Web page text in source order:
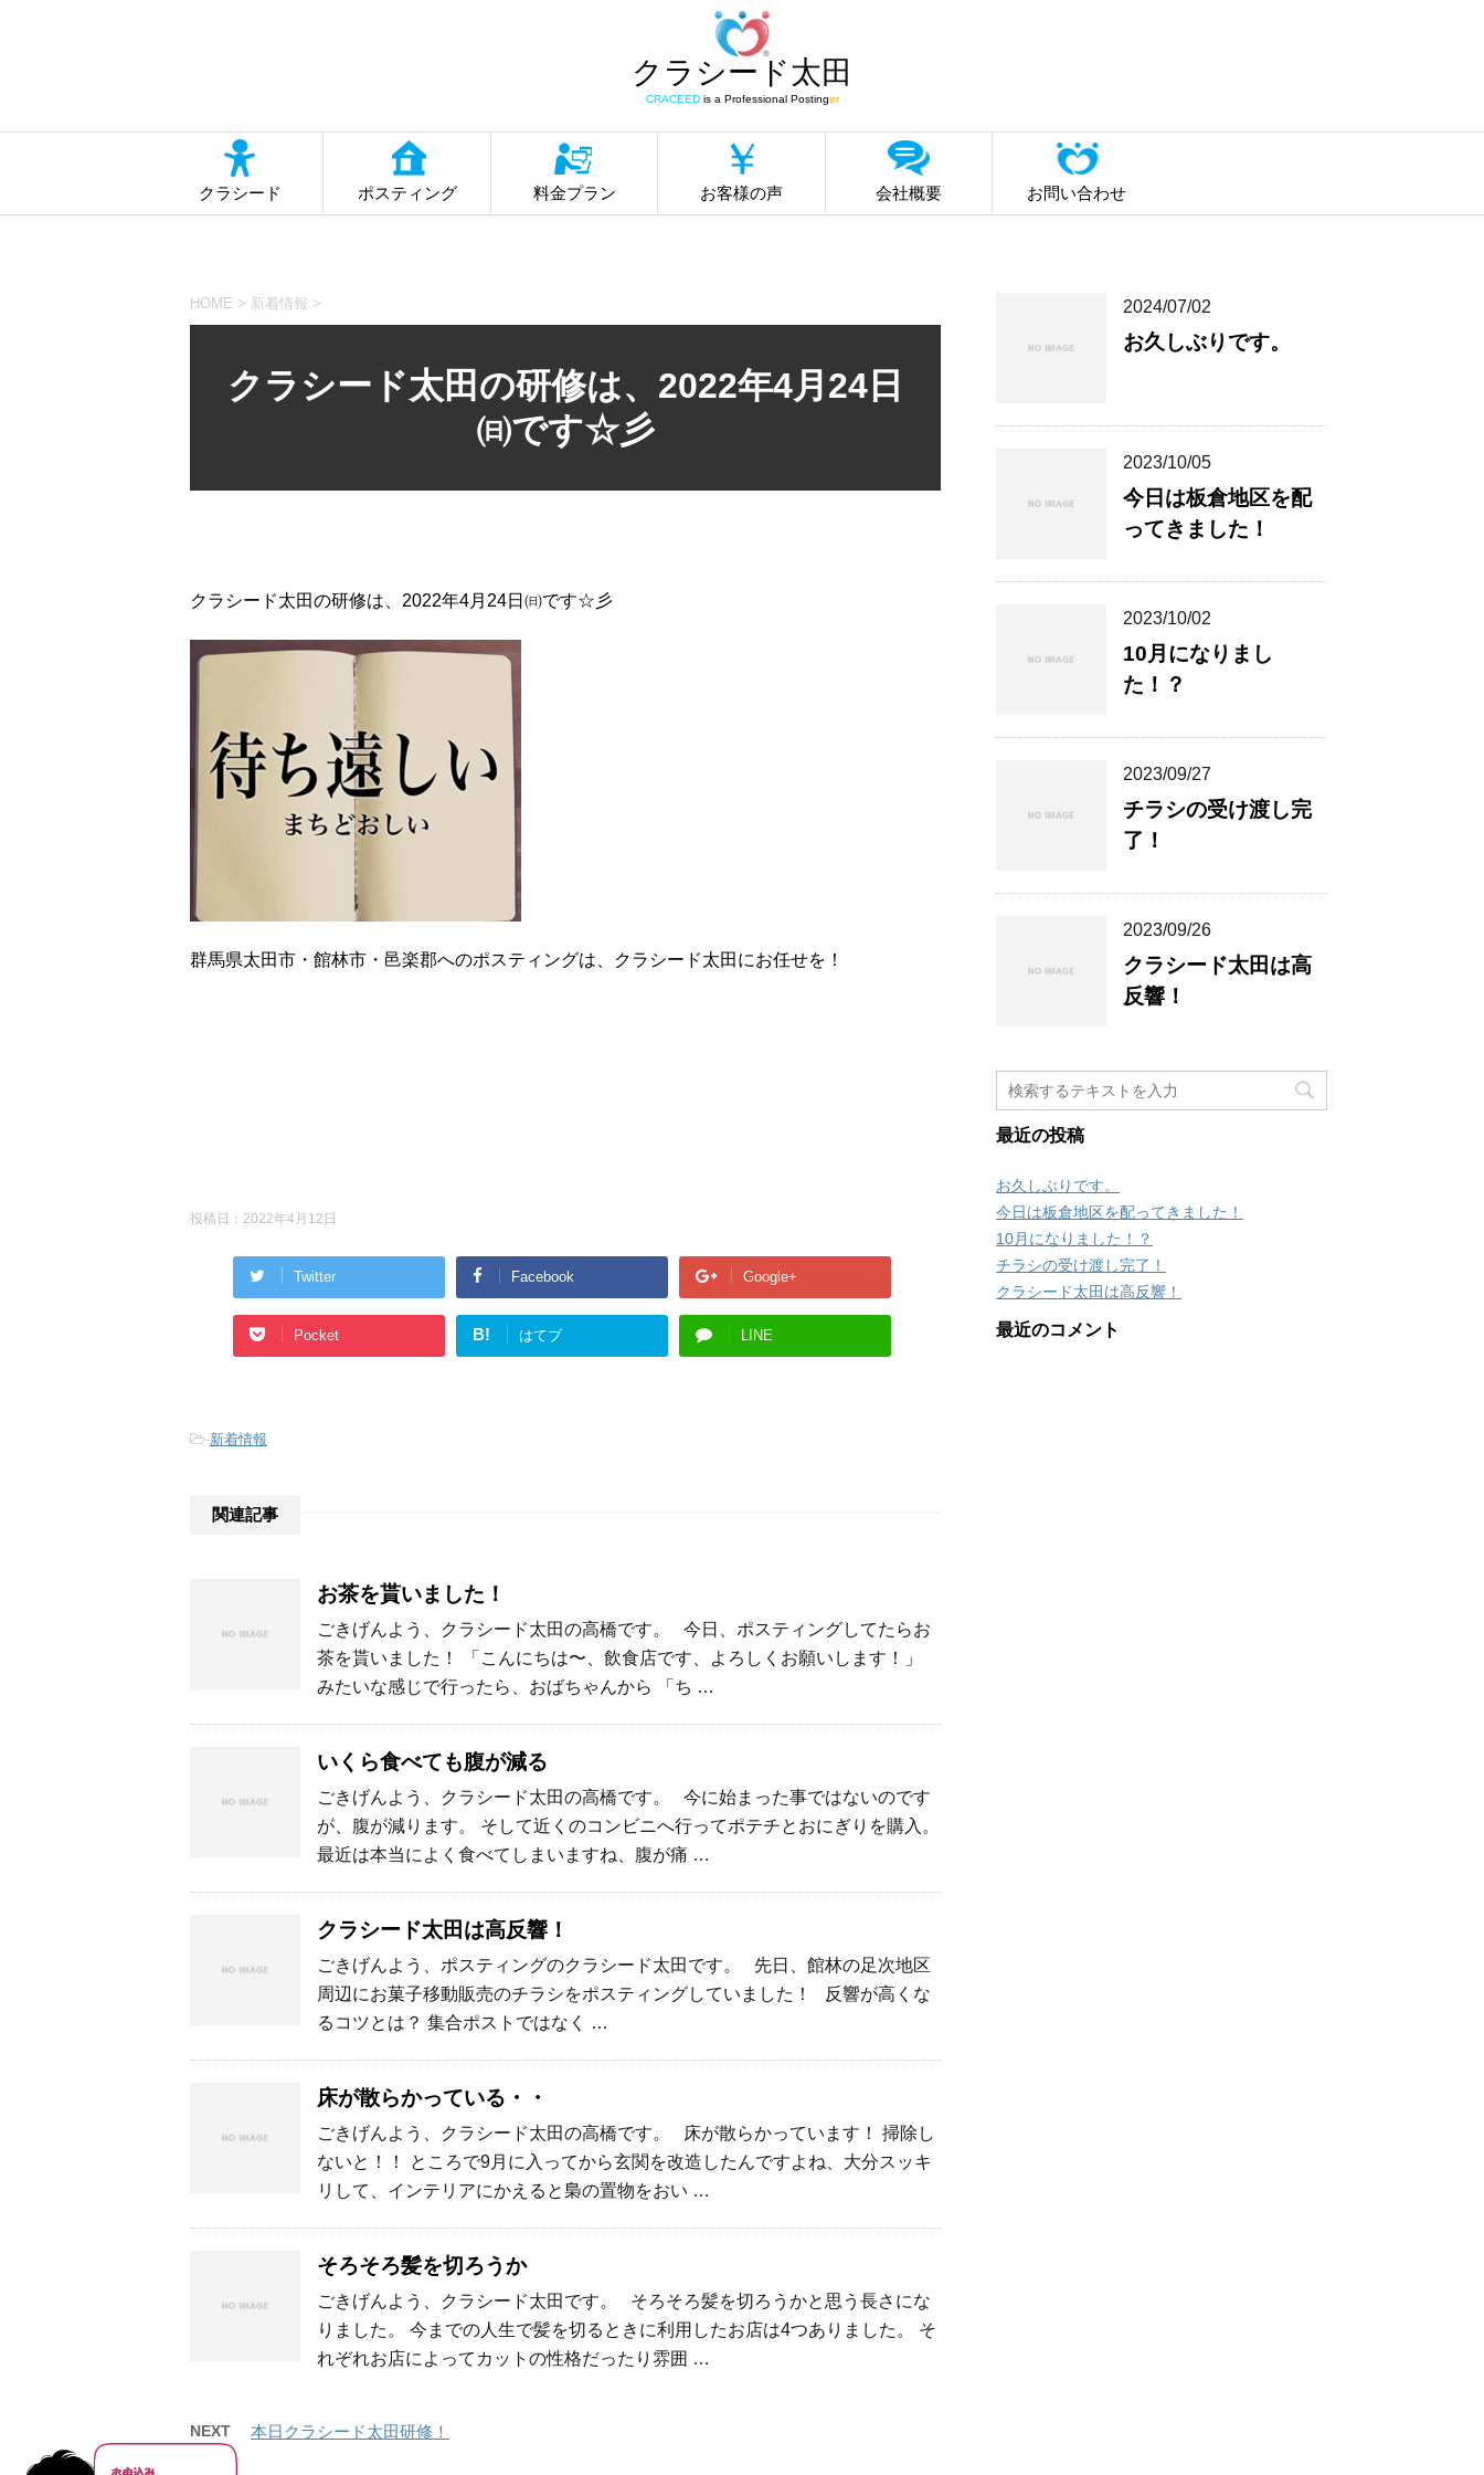
クラシード太田
CRACEEDis a Professional Postinger
クラシード ポスティング 料金プラン お客様の声 会社概要 お問い合わせ
HOME > 新着情報 >
クラシード太田の研修は、2022年4月24日
㈰です☆彡
クラシード太田の研修は、2022年4月24日㈰です☆彡
群馬県太田市・館林市・邑楽郡へのポスティングは、クラシード太田にお任せを！
投稿日： 2022年4月12日
Twitter Facebook Google+
Pocket B! はてブ LINE
-新着情報
関連記事
お茶を貰いました！
ごきげんよう、クラシード太田の高橋です。 今日、ポスティングしてたらお
茶を貰いました！ 「こんにちは〜、飲食店です、よろしくお願いします！」
みたいな感じで行ったら、おばちゃんから 「ち …
いくら食べても腹が減る
ごきげんよう、クラシード太田の高橋です。 今に始まった事ではないのです
が、腹が減ります。 そして近くのコンビニへ行ってポテチとおにぎりを購入。
最近は本当によく食べてしまいますね、腹が痛 …
クラシード太田は高反響！
ごきげんよう、ポスティングのクラシード太田です。 先日、館林の足次地区
周辺にお菓子移動販売のチラシをポスティングしていました！ 反響が高くな
るコツとは？ 集合ポストではなく …
床が散らかっている・・
ごきげんよう、クラシード太田の高橋です。 床が散らかっています！ 掃除し
ないと！！ ところで9月に入ってから玄関を改造したんですよね、大分スッキ
リして、インテリアにかえると梟の置物をおい …
そろそろ髪を切ろうか
ごきげんよう、クラシード太田です。 そろそろ髪を切ろうかと思う長さにな
りました。 今までの人生で髪を切るときに利用したお店は4つありました。 そ
れぞれお店によってカットの性格だったり雰囲 …
NEXT 本日クラシード太田研修！
2024/07/02
お久しぶりです。
2023/10/05
今日は板倉地区を配
ってきました！
2023/10/02
10月になりまし
た！？
2023/09/27
チラシの受け渡し完
了！
2023/09/26
クラシード太田は高
反響！
最近の投稿
お久しぶりです。
今日は板倉地区を配ってきました！
10月になりました！？
チラシの受け渡し完了！
クラシード太田は高反響！
最近のコメント